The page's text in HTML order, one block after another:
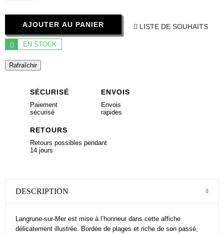
AJOUTER AU PANIER LISTE DE SOUHAITS
EN STOCK
SÉCURISÉ
Paiement
sécurisé
ENVOIS
Envois
rapides
RETOURS
Retours possibles pendant
14 jours
DESCRIPTION
Langrune-sur-Mer est mise à l’honneur dans cette affiche
délicatement illustrée. Bordée de plages et riche de son passé,